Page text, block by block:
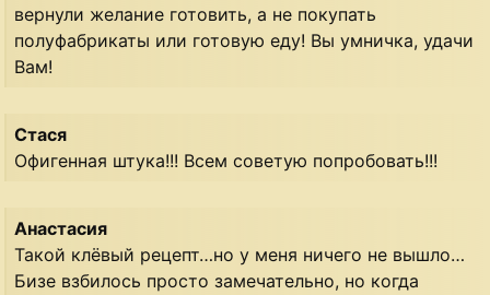
вернули желание готовить, а не покупать
полуфабрикаты или готовую еду! Вы умничка, удачи
Вам!
Стася
Офигенная штука!!! Всем советую попробовать!!!
Анастасия
Такой клёвый рецепт…но у меня ничего не вышло…
Бизе взбилось просто замечательно, но когда